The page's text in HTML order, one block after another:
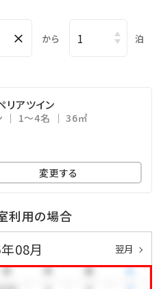
× から 泊
リアツイン
1～4名 36㎡
変更する
利用の場合
08月 翌月